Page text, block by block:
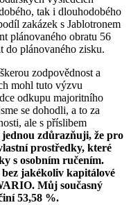
tak i dlouhodobého
zakázek s Jablotronem
plánovaného obratu 56
do plánovaného zisku.
zodpovědnost a
mohl tuto výzvu
odkupu majoritního
se dohodli, a to za
ale s příslibem
jednou zdůrazňuji, že pro
prostředky, které
s osobním ručením.
jakékoliv kapitálové
Můj současný
53,58 %.